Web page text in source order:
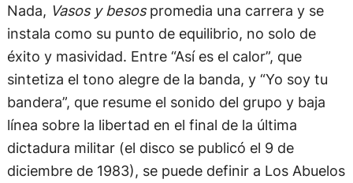
Nada, Vasos y besospromedia una carrera y se
instala como su punto de equilibrio, no solo de
éxito y masividad. Entre “Así es el calor”, que
sintetiza el tono alegre de la banda, y “Yo soy tu
bandera”, que resume el sonido del grupo y baja
línea sobre la libertad en el final de la última
dictadura militar (el disco se publicó el 9 de
diciembre de 1983), se puede definir a Los Abuelos